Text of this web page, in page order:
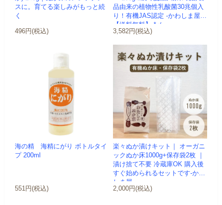
スに。育てる楽しみがもっと続
く
496円(税込)
品由来の植物性乳酸菌30兆個入
り！有機JAS認定 -かわしま屋-
【送料無料】 *メ...
3,582円(税込)
海の精 海精にがり ボトルタイ
プ 200ml
551円(税込)
楽々ぬか漬けキット｜ オーガニ
ックぬか床1000g+保存袋2枚 ｜
漬け捨て不要 冷蔵庫OK 購入後
すぐ始められるセットです-かわ
しま屋-
2,000円(税込)